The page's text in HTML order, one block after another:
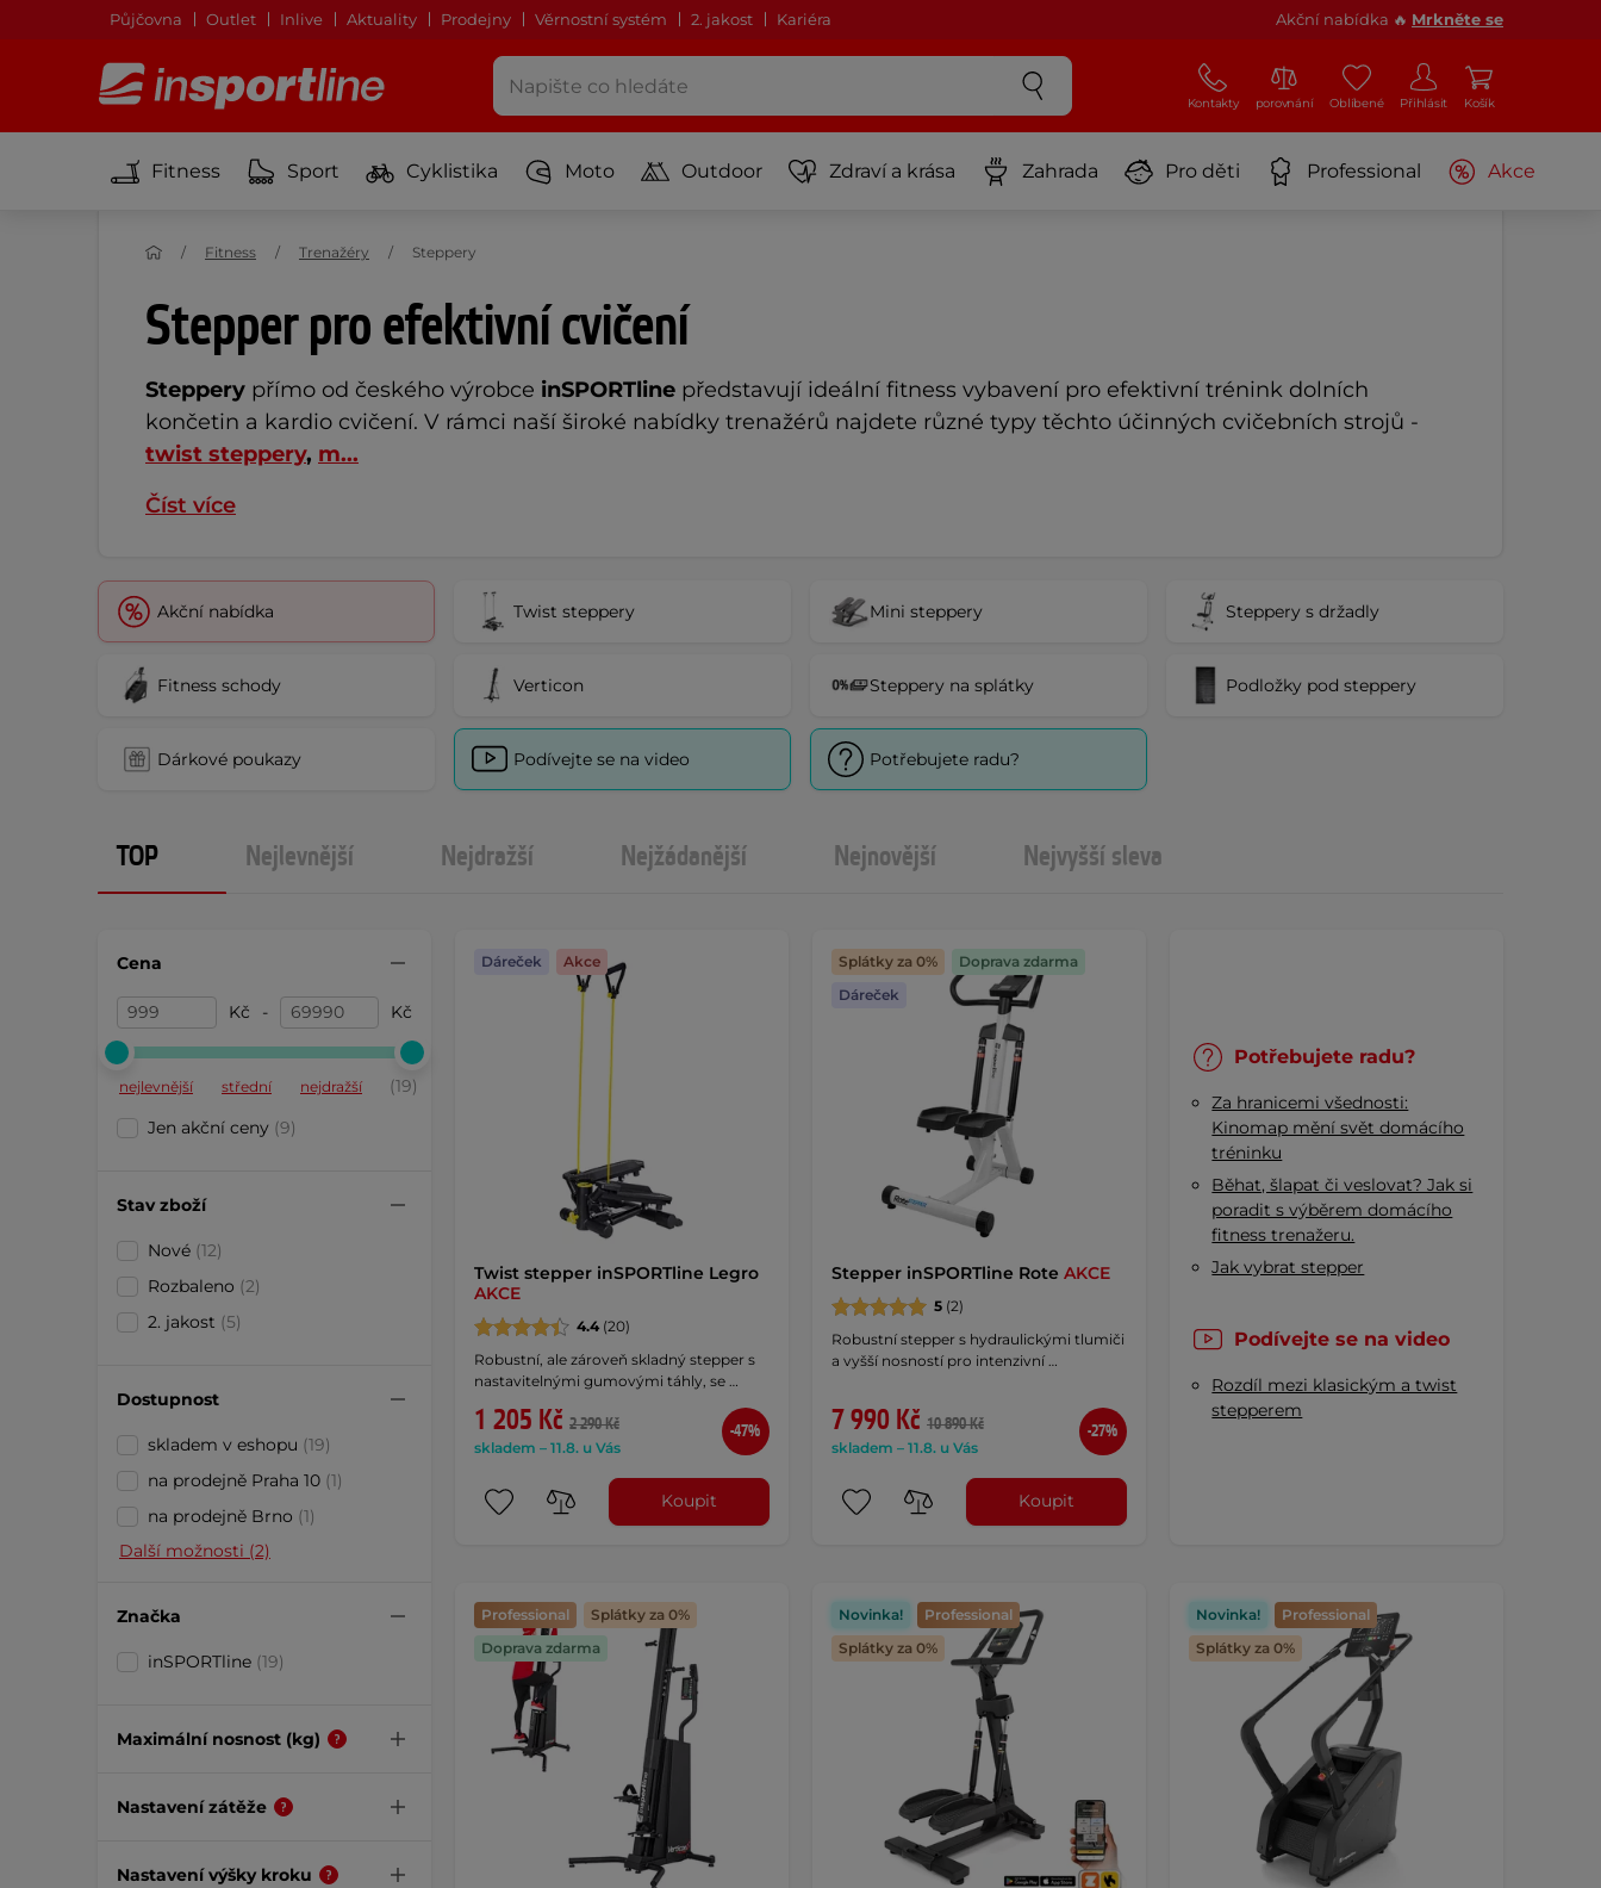
Půjčovna Outlet Inlive Aktuality Prodejny Věrnostní systém 2. jakost Kariéra Akční nabídka 🔥 Mrkněte se
Kontakty porovnání Oblíbené Přihlásit Košík
Fitness Sport Cyklistika Moto Outdoor Zdraví a krása Zahrada Pro děti Professional Akce
Stepper pro efektivní cvičení
Steppery přímo od českého výrobce inSPORTline představují ideální fitness vybavení pro efektivní trénink dolních
končetin a kardio cvičení. V rámci naší široké nabídky trenažérů najdete různé typy těchto účinných cvičebních strojů -
twist steppery, m...
Číst více
Fitness Trenažéry Steppery
Akční nabídka Twist steppery Mini steppery Steppery s držadly
Fitness schody Verticon Steppery na splátky Podložky pod steppery
Dárkové poukazy Podívejte se na video Potřebujete radu?
TOP Nejlevnější Nejdražší Nejžádanější Nejnovější Nejvyšší sleva
Cena
Kč - Kč
nejlevnější střední nejdražší
(19)
Jen akční ceny (9)
Stav zboží
Nové (12)
Rozbaleno (2)
2. jakost (5)
Dostupnost
skladem v eshopu (19)
na prodejně Praha 10 (1)
na prodejně Brno (1)
Další možnosti (2)
Značka
inSPORTline (19)
Maximální nosnost (kg)
Nastavení zátěže
Nastavení výšky kroku
Dáreček Akce
Twist stepper inSPORTline Legro
AKCE
4.4 (20)
Robustní, ale zároveň skladný stepper s
nastavitelnými gumovými táhly, se …
1 205 Kč 2 290 Kč
skladem – 11.8. u Vás
-47%
Koupit
Splátky za 0%
Doprava zdarma
Dáreček
Stepper inSPORTline Rote AKCE
5(2)
Robustní stepper s hydraulickými tlumiči
a vyšší nosností pro intenzivní …
7 990 Kč 10 890 Kč
skladem – 11.8. u Vás
-27%
Koupit
Potřebujete radu?
Za hranicemi všednosti:
Kinomap mění svět domácího
tréninku
Běhat, šlapat či veslovat? Jak si
poradit s výběrem domácího
fitness trenažeru.
Jak vybrat stepper
Podívejte se na video
Rozdíl mezi klasickým a twist
stepperem
Professional
Splátky za 0%
Doprava zdarma
Novinka!
Professional
Splátky za 0%
Novinka!
Professional
Splátky za 0%